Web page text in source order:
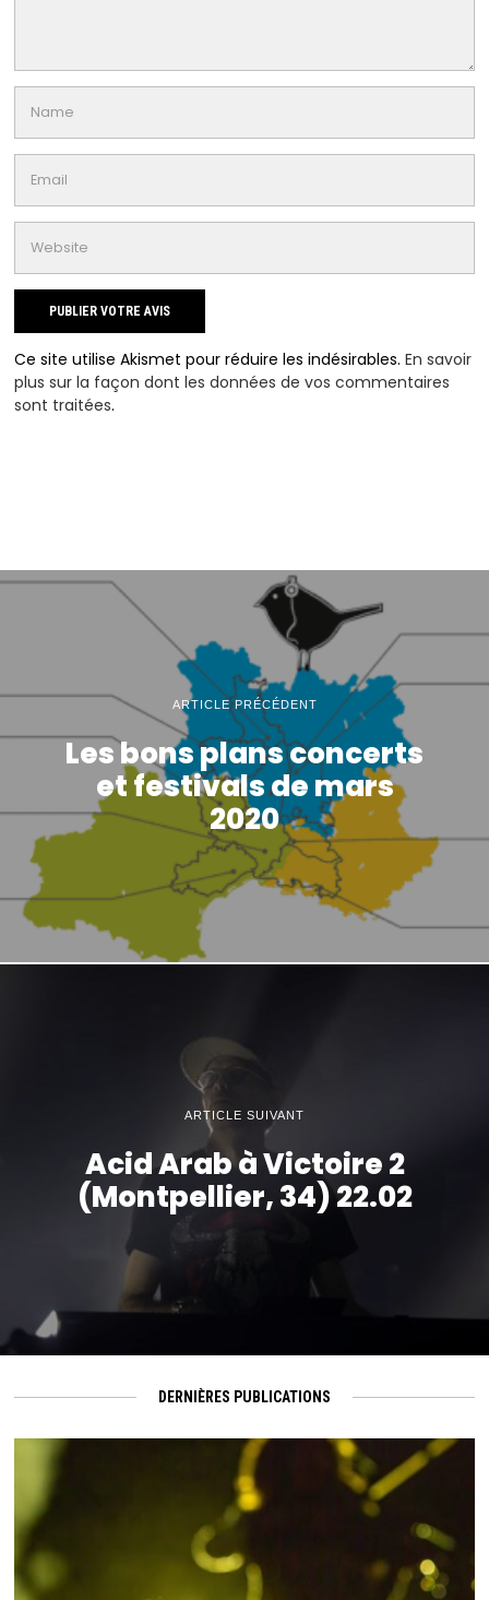
Ce site utilise Akismet pour réduire les indésirables.En savoir
plus sur la façon dont les données de vos commentaires
sont traitées.
ARTICLE PRÉCÉDENT
Les bons plans concerts
et festivals de mars
2020
ARTICLE SUIVANT
Acid Arab à Victoire 2
(Montpellier, 34) 22.02
DERNIÈRES PUBLICATIONS